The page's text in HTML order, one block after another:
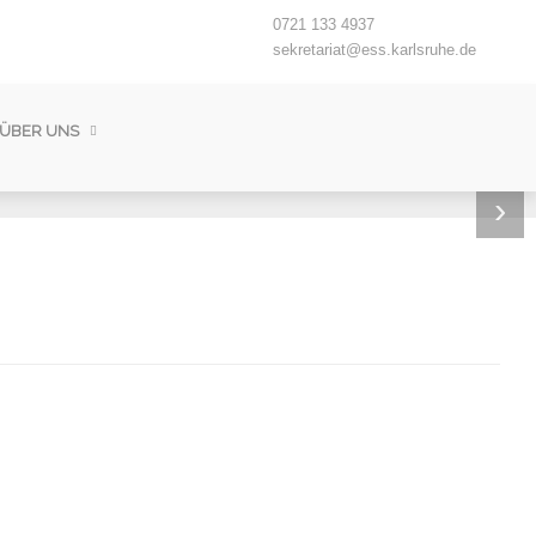
0721 133 4937
sekretariat@ess.karlsruhe.de
ÜBER UNS
›